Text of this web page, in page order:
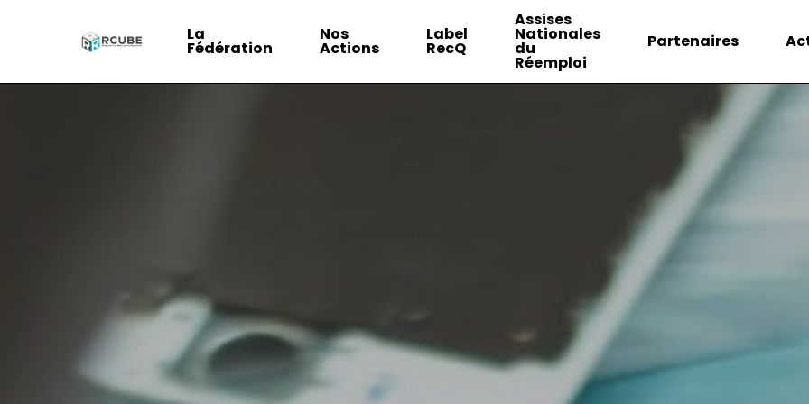
content
La
Fédération
Nos
Actions
Label
RecQ
Assises
Nationales
du
Réemploi
Partenaires